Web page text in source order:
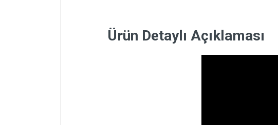
Ürün Detaylı Açıklaması